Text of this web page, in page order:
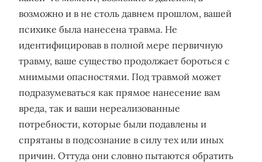
возможно и в не столь давнем прошлом, вашей
психике была нанесена травма. Не
идентифицировав в полной мере первичную
травму, ваше существо продолжает бороться с
мнимыми опасностями. Под травмой может
подразумеваться как прямое нанесение вам
вреда, так и ваши нереализованные
потребности, которые были подавлены и
спрятаны в подсознание в силу тех или иных
причин. Оттуда они словно пытаются обратить